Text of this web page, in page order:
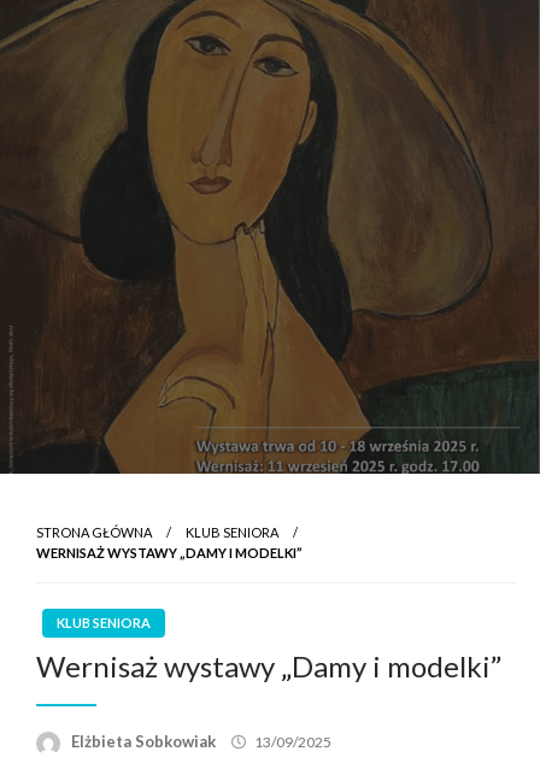
STRONA GŁÓWNA
KLUB SENIORA
WERNISAŻ WYSTAWY „DAMY I MODELKI”
KLUB SENIORA
Wernisaż wystawy „Damy i modelki”
Elżbieta Sobkowiak 13/09/2025